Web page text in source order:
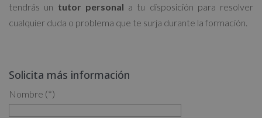
tendrás un tutor personal a tu disposición para resolver
cualquier duda o problema que te surja durante la formación.
Solicita más información
Nombre (*)